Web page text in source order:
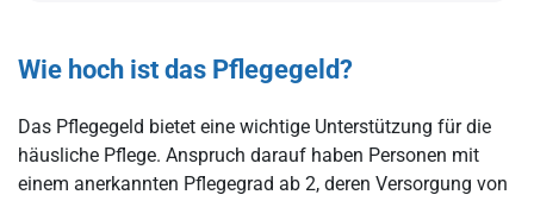
Wie hoch ist das Pflegegeld?
Das Pflegegeld bietet eine wichtige Unterstützung für die
häusliche Pflege. Anspruch darauf haben Personen mit
einem anerkannten Pflegegrad ab 2, deren Versorgung von